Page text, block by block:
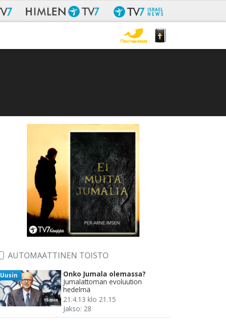
AUTOMAATTINEN TOISTO
15 min
Uusin
Onko Jumala olemassa?
Jumalattoman evoluution
hedelmä
21.4.13 klo 21.15
Jakso: 28